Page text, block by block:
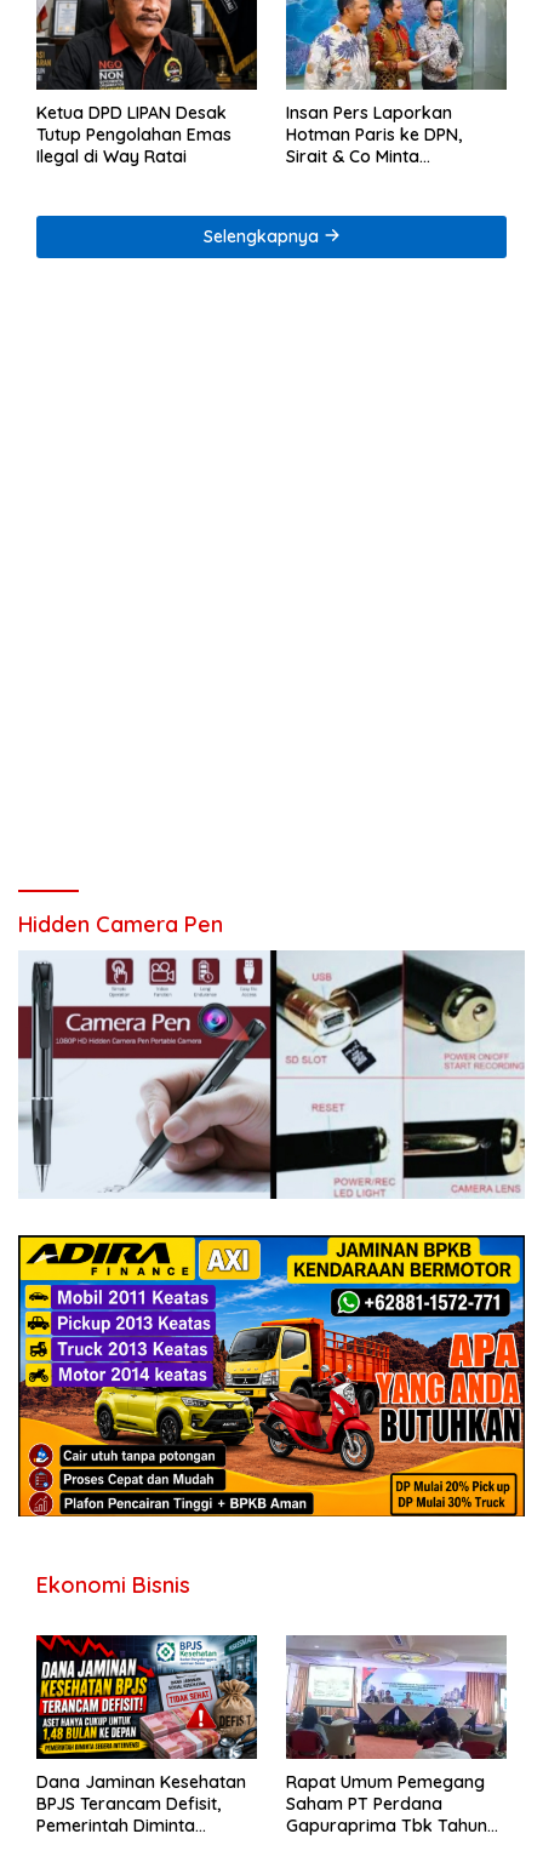
Ketua DPD LIPAN Desak
Tutup Pengolahan Emas
Ilegal di Way Ratai
Insan Pers Laporkan
Hotman Paris ke DPN,
Sirait & Co Minta
Selengkapnya
Hidden Camera Pen
Ekonomi Bisnis
Dana Jaminan Kesehatan
BPJS Terancam Defisit,
Pemerintah Diminta
Rapat Umum Pemegang
Saham PT Perdana
Gapuraprima Tbk Tahun